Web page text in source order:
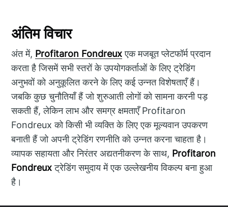
अंतिम विचार
अंत में, Profitaron Fondreuxएक मजबूत प्लेटफॉर्म प्रदान
करता है जिसमें सभी स्तरों के उपयोगकर्ताओं के लिए ट्रेडिंग
अनुभवों को अनुकूलित करने के लिए कई उन्नत विशेषताएँ हैं।
जबकि कुछ चुनौतियाँ हैं जो शुरुआती लोगों को सामना करनी पड़
सकती हैं, लेकिन लाभ और समग्र क्षमताएँ Profitaron
Fondreux को किसी भी व्यक्ति के लिए एक मूल्यवान उपकरण
बनाती हैं जो अपनी ट्रेडिंग रणनीति को उन्नत करना चाहता है।
व्यापक सहायता और निरंतर अद्यतनीकरण के साथ, Profitaron
Fondreuxट्रेडिंग समुदाय में एक उल्लेखनीय विकल्प बना हुआ
है।